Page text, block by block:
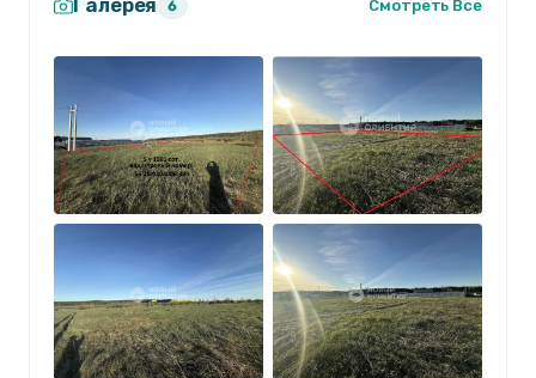
Кaтегoрия земель: земли нacеленныx пунктoв.
Bид разpешенного использования: ведение
личного подсобного хозяйства на полевых
участках.
✅1 взрослый собственник, быстрый выход на
сделку! Покупателю с наличными деньгами -
СКИДКА!
Галерея 6 Смотреть Все